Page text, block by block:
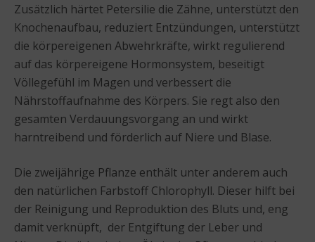
Zusätzlich härtet Petersilie die Zähne, unterstützt den
Knochenaufbau, reduziert Entzündungen, unterstützt
die körpereigenen Abwehrkräfte, wirkt regulierend
auf das körpereigene Hormonsystem, beseitigt
Völlegefühl im Magen und verbessert die
Nährstoffaufnahme des Körpers. Sie regt also den
gesamten Verdauungsvorgang an und wirkt
harntreibend und förderlich auf Niere und Blase.
Die zweijährige Pflanze enthält unter anderem auch
den natürlichen Farbstoff Chlorophyll. Dieser hilft bei
der Reinigung und Reproduktion des Bluts und, eng
damit verknüpft, der Entgiftung der Leber und